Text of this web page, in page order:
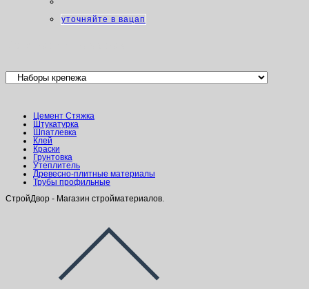
уточняйте в вацап
Цемент Стяжка
Штукатурка
Шпатлевка
Клей
Краски
Грунтовка
Утеплитель
Древесно-плитные материалы
Трубы профильные
СтройДвор - Магазин стройматериалов.